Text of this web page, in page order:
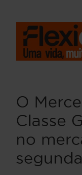
O
Classe
no